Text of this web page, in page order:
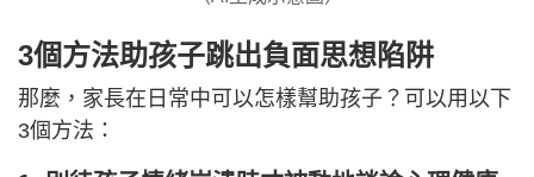
3個方法助孩子跳出負面思想陷阱
那麼，家長在日常中可以怎樣幫助孩子？可以用以下
3個方法：